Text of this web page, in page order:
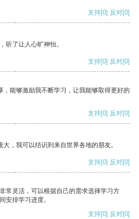
支持[0] 反对[0]
听了让人心旷神怡。
支持[0] 反对[0]
，能够激励我不断学习，让我能够取得更好的
支持[0] 反对[0]
，我可以结识到来自世界各地的朋友。
支持[0] 反对[0]
常灵活，可以根据自己的需求选择学习方
安排学习进度。
支持[0] 反对[0]